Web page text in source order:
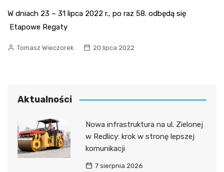
W dniach 23 – 31 lipca 2022 r., po raz 58. odbędą się
Etapowe Regaty
Tomasz Wieczorek 20 lipca 2022
Aktualności
Nowa infrastruktura na ul. Zielonej
w Redlicy: krok w stronę lepszej
komunikacji
7 sierpnia 2026